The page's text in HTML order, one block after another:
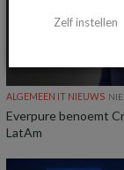
ALGEMEEN IT NIEUWS
Everpure benoemt
LatAm
Zelf instellen